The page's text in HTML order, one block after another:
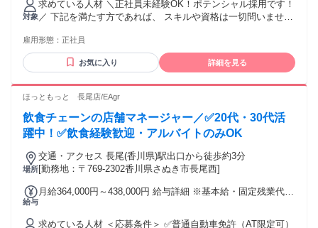
るのが刺激的でした。 会社が社宅を用意してくれるので生活
満喫しています。 北海道では店舗運営が寒冷地仕様ならでは
の工夫が必要だったり、東京では時間との戦いを経験したり
と、一つひとつが貴重な学びになっています。 どの土地でも
を据えじっくりキャリアを築いていきたい方！ ・20代・30代
活躍中 ・第ニ新卒歓迎 ・Uターン・Iターン・UIターン歓迎
・社会人未経験歓迎 年齢の条件と理由：あり（例外事由3号の
イ・49歳未満（長期勤続によるキャリア形成のため））
ヶ月あたり35時間） 固定残業時間を超えた勤務時間について
は別途残業代を支給する 【一律手当】 全員に一律で支払われ
る通勤・皆勤・家族手当金額：なし 全員に一律で支払われる
規定に基づいて決定します。 ・研修店舗および配属店舗は原
則、 現住所から通勤可能な店舗で 調整しますが、表記の店舗
以外になる 可能性があります。 ・賞与あり ・固定給25万円
以上
対象
求めている人材 ＼正社員未経験OK！ポテンシャル採用です！
／ 下記を満たす方であれば、 スキルや資格は一切問いません
材の貸し借りやサポート業務を行う際に、 車での移動が必要
になる場合があるため必須となります。 ✅高卒以上 ✅49歳未
満（長期勤続によるキャリア形成のため） 正社員未経験者や
せん。 イチから覚える意欲のある方を応援します！ ✅グロー
中で転勤の可能性があります。 さまざまな地域で経験を積
み、 スピード感あふれる成長が可能です。 ※希望に応じてコ
る働き方や家族の状況に応じて、柔軟に対応検討いたしま
す。 ✅社員の声（男性/2008年中途入社） ～全国各地を飛び
馬、北海道と、全国各地で働いてきました。 最初は転勤が不
会が本当に楽しく、地域ごとの働き方の違いを肌で感じられ
雇用形態： 正社員
お気に入り 詳細を見る
ほっともっと 長尾店/EAgr
飲食チェーンの店舗マネージャー／✅20代・30代活
躍中！✅飲食経験歓迎・アルバイトのみOK
場所
交通・アクセス 長尾(香川県)駅出口から徒歩約3分
[勤務地：〒769-2302香川県さぬき市長尾西]
給与
月給364,000円～438,000円 給与詳細 ※基本給・固定残業代の
あり 1ヶ月あたり7万9000円 〜 9万5000円（固定残業時間：1
求めている人材 ＜応募条件＞ ✅普通自動車免許（AT限定可）